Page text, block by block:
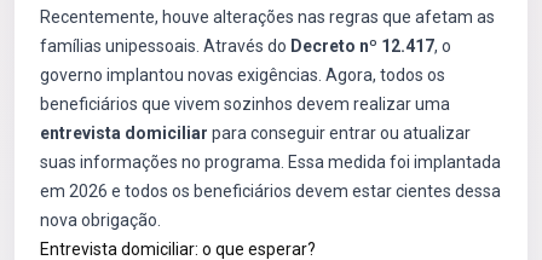
Recentemente, houve alterações nas regras que afetam as
famílias unipessoais. Através do Decreto nº 12.417, o
governo implantou novas exigências. Agora, todos os
beneficiários que vivem sozinhos devem realizar uma
entrevista domiciliar para conseguir entrar ou atualizar
suas informações no programa. Essa medida foi implantada
em 2026 e todos os beneficiários devem estar cientes dessa
nova obrigação.
Entrevista domiciliar: o que esperar?